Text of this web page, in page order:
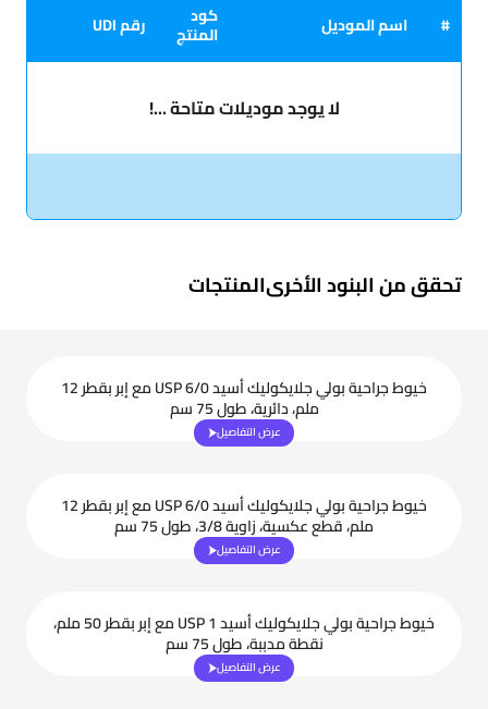
# اسم الموديل كود
المنتج رقم UDI
لا يوجد موديلات متاحة ...!
تحقق من البنود الأخرىالمنتجات
خيوط جراحية بولي جلايكوليك أسيد USP 6/0 مع إبر بقطر 12
ملم، دائرية، طول 75 سم
عرض التفاصيل
خيوط جراحية بولي جلايكوليك أسيد USP 6/0 مع إبر بقطر 12
ملم، قطع عكسية، زاوية 3/8، طول 75 سم
عرض التفاصيل
خيوط جراحية بولي جلايكوليك أسيد USP 1 مع إبر بقطر 50 ملم،
نقطة مدببة، طول 75 سم
عرض التفاصيل